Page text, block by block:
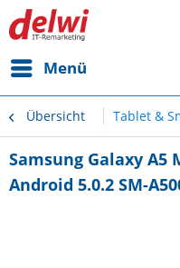
Menü
Übersicht Tablet &
Samsung Galaxy A5
Android 5.0.2 SM-